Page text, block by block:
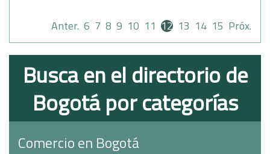
Anter. 6 7 8 9 10 11 12 13 14 15 Próx.
Busca en el directorio de
Bogotá por categorías
Comercio en Bogotá